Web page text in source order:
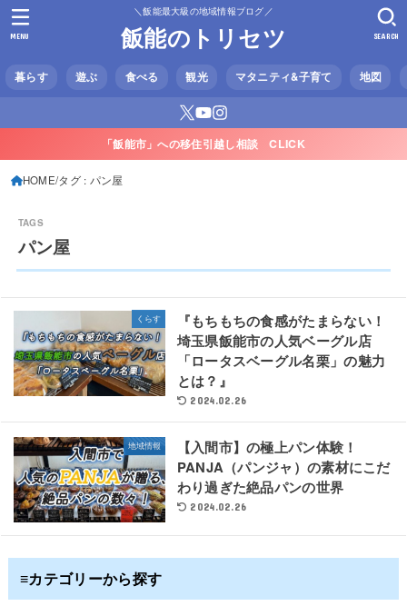
＼飯能最大級の地域情報ブログ／
飯能のトリセツ
暮らす 遊ぶ 食べる 観光 マタニティ&子育て 地図
SEARCH
MENU
「飯能市」への移住引越し相談 CLICK
HOME タグ : パン屋
パン屋
くらす
『もちもちの食感がたまらない！
埼玉県飯能市の人気ベーグル店
「ロータスベーグル名栗」の魅力
とは？』
2024.02.26
地域情報
【入間市】の極上パン体験！
PANJA（パンジャ）の素材にこだ
わり過ぎた絶品パンの世界
2024.02.26
≡カテゴリーから探す